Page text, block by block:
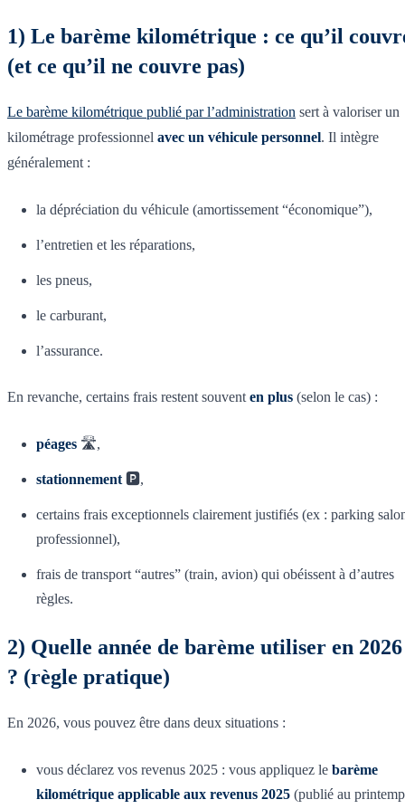
1) Le barème kilométrique : ce qu’il
(et ce qu’il ne couvre pas)
Le barème kilométrique publié par l’administration sert à valoriser un
kilométrage professionnel avec un véhicule personnel. Il intègre
généralement :
la dépréciation du véhicule (amortissement “économique”),
l’entretien et les réparations,
les pneus,
le carburant,
l’assurance.
En revanche, certains frais restent souvent en plus (selon le cas) :
péages 🛣️,
stationnement 🅿️,
certains frais exceptionnels clairement justifiés (ex : parking
professionnel),
frais de transport “autres” (train, avion) qui obéissent à d’autres
règles.
2) Quelle année de barème utiliser en 2026
? (règle pratique)
En 2026, vous pouvez être dans deux situations :
vous déclarez vos revenus 2025 : vous appliquez le barème
kilométrique applicable aux revenus 2025 (publié au